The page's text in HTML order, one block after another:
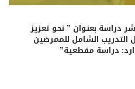
دراسة بعنوان ” نحو تعزيز
التدريب الشامل للممرضين
دراسة مقطعية”